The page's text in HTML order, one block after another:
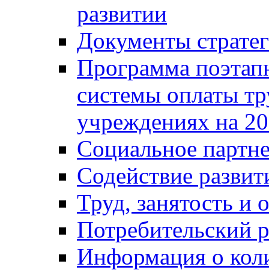
развитии
Документы
Программа
системы оплаты
учреждениях на
Социальное
Содействие
Труд, занятость и
Потребительский
Информация о